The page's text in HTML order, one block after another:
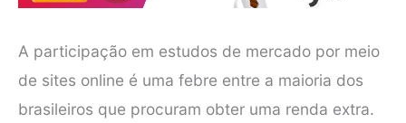
A participação em estudos de mercado por meio
de sites online é uma febre entre a maioria dos
brasileiros que procuram obter uma renda extra.